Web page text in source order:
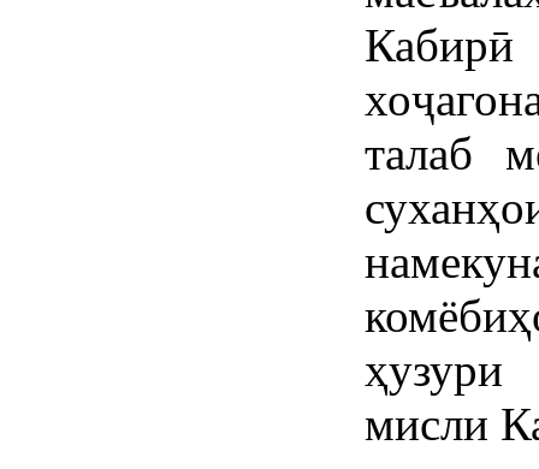
талаб
ҳузури
мисли